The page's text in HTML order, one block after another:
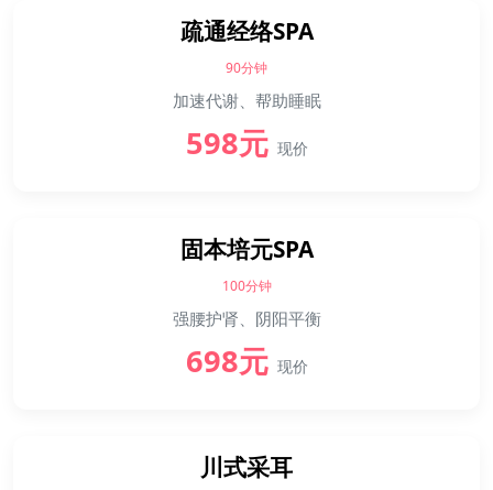
疏通经络SPA
90分钟
加速代谢、帮助睡眠
598元 现价
固本培元SPA
100分钟
强腰护肾、阴阳平衡
698元 现价
川式采耳